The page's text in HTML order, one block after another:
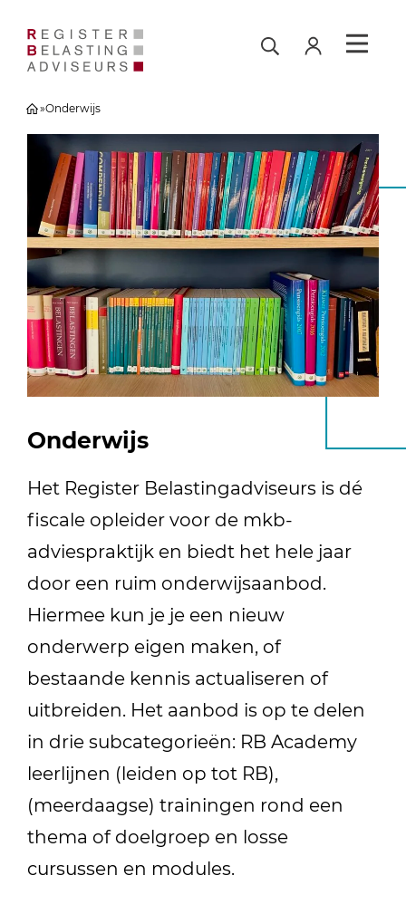
»Onderwijs
Onderwijs
Het Register Belastingadviseurs is dé
fiscale opleider voor de mkb-
adviespraktijk en biedt het hele jaar
door een ruim onderwijsaanbod.
Hiermee kun je je een nieuw
onderwerp eigen maken, of
bestaande kennis actualiseren of
uitbreiden. Het aanbod is op te delen
in drie subcategorieën: RB Academy
leerlijnen (leiden op tot RB),
(meerdaagse) trainingen rond een
thema of doelgroep en losse
cursussen en modules.